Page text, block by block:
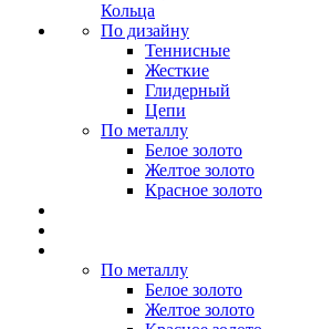
Кольца
По дизайну
Теннисные
Жесткие
Глидерный
Цепи
По металлу
Белое золото
Желтое золото
Красное золото
По металлу
Белое золото
Желтое золото